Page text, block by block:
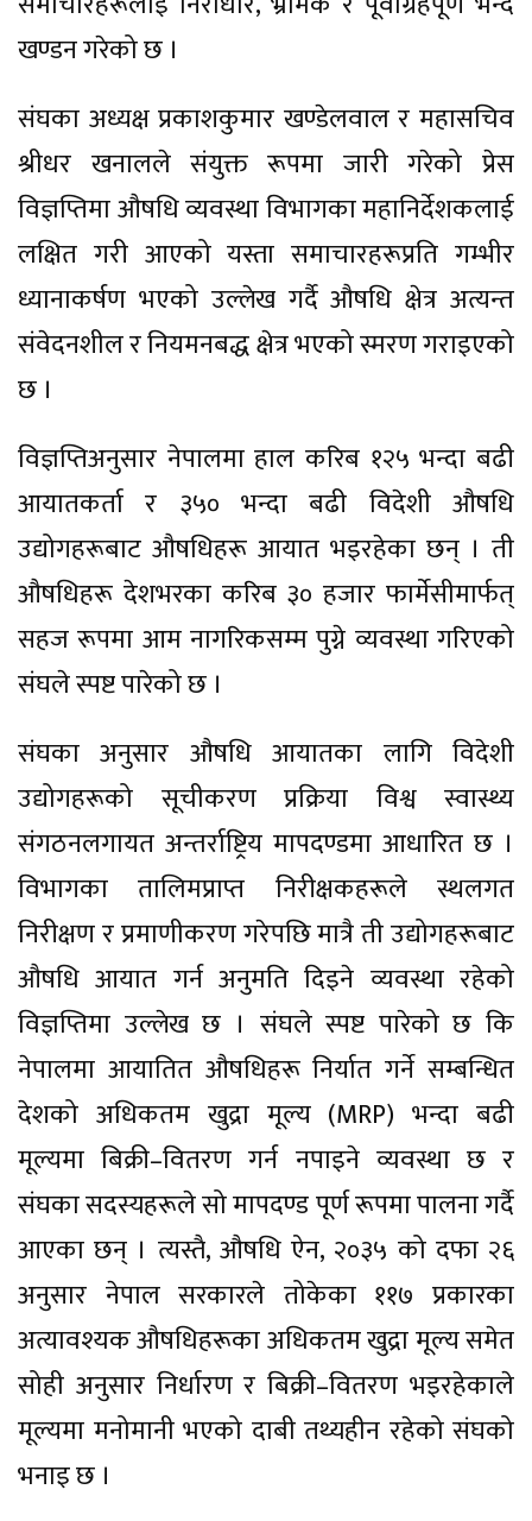
खण्डन गरेको छ ।
संघका अध्यक्ष प्रकाशकुमार खण्डेलवाल र महासचिव
श्रीधर खनालले संयुक्त रूपमा जारी गरेको प्रेस
विज्ञप्तिमा औषधि व्यवस्था विभागका महानिर्देशकलाई
लक्षित गरी आएको यस्ता समाचारहरूप्रति गम्भीर
ध्यानाकर्षण भएको उल्लेख गर्दै औषधि क्षेत्र अत्यन्त
संवेदनशील र नियमनबद्ध क्षेत्र भएको स्मरण गराइएको
छ ।
विज्ञप्तिअनुसार नेपालमा हाल करिब १२५ भन्दा बढी
आयातकर्ता र ३५० भन्दा बढी विदेशी औषधि
उद्योगहरूबाट औषधिहरू आयात भइरहेका छन् । ती
औषधिहरू देशभरका करिब ३० हजार फार्मेसीमार्फत्
सहज रूपमा आम नागरिकसम्म पुग्ने व्यवस्था गरिएको
संघले स्पष्ट पारेको छ ।
संघका अनुसार औषधि आयातका लागि विदेशी
उद्योगहरूको सूचीकरण प्रक्रिया विश्व स्वास्थ्य
संगठनलगायत अन्तर्राष्ट्रिय मापदण्डमा आधारित छ ।
विभागका तालिमप्राप्त निरीक्षकहरूले स्थलगत
निरीक्षण र प्रमाणीकरण गरेपछि मात्रै ती उद्योगहरूबाट
औषधि आयात गर्न अनुमति दिइने व्यवस्था रहेको
विज्ञप्तिमा उल्लेख छ । संघले स्पष्ट पारेको छ कि
नेपालमा आयातित औषधिहरू निर्यात गर्ने सम्बन्धित
देशको अधिकतम खुद्रा मूल्य (MRP) भन्दा बढी
मूल्यमा बिक्री–वितरण गर्न नपाइने व्यवस्था छ र
संघका सदस्यहरूले सो मापदण्ड पूर्ण रूपमा पालना गर्दै
आएका छन् । त्यस्तै, औषधि ऐन, २०३५ को दफा २६
अनुसार नेपाल सरकारले तोकेका ११७ प्रकारका
अत्यावश्यक औषधिहरूका अधिकतम खुद्रा मूल्य समेत
सोही अनुसार निर्धारण र बिक्री–वितरण भइरहेकाले
मूल्यमा मनोमानी भएको दाबी तथ्यहीन रहेको संघको
भनाइ छ ।